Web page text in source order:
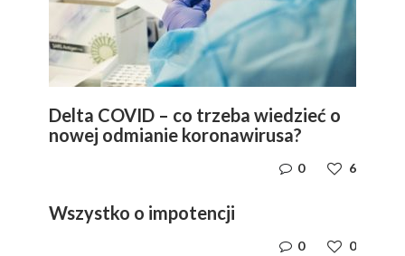
Delta COVID – co trzeba wiedzieć o
nowej odmianie koronawirusa?
6
0
Wszystko o impotencji
0
0